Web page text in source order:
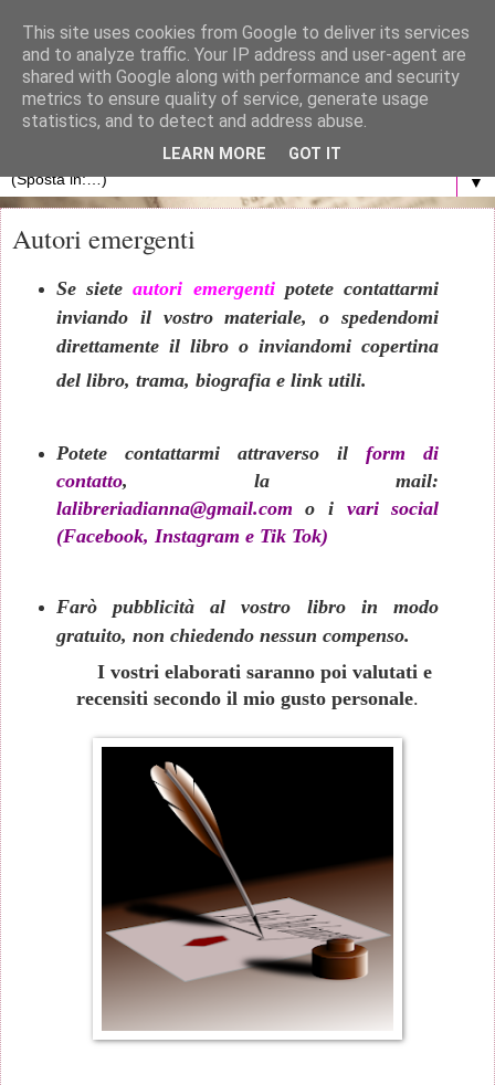
La libreria di Anna
Blog personale dedicato al mondo dei libri
▼
Autori emergenti
Se sieteautori emergentipotete contattarmi
inviando il vostro materiale, o spedendomi
direttamente il libro o inviandomi copertina
del libro, trama, biografia e link utili.
Potete contattarmi attraverso ilform di
contatto, la mail:
lalibreriadianna@gmail.com o i vari social
(Facebook, Instagram e Tik Tok)
Farò pubblicità al vostro libro in modo
gratuito, non chiedendo nessun compenso.
I vostri elaborati saranno poi valutati e
recensiti secondo il mio gusto personale.
This site uses cookies from Google to deliver its services
and to analyze traffic. Your IP address and user-agent are
shared with Google along with performance and security
metrics to ensure quality of service, generate usage
statistics, and to detect and address abuse.
LEARN MORE GOT IT